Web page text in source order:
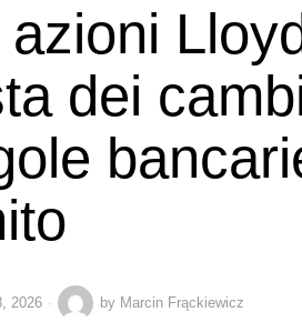
azioni
dei
2026 by Marcin Frąckiewicz